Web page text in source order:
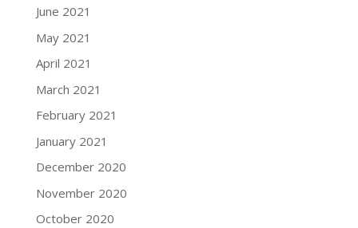
June 2021
May 2021
April 2021
March 2021
February 2021
January 2021
December 2020
November 2020
October 2020